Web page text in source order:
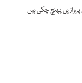
پہنچ چکی ہیں